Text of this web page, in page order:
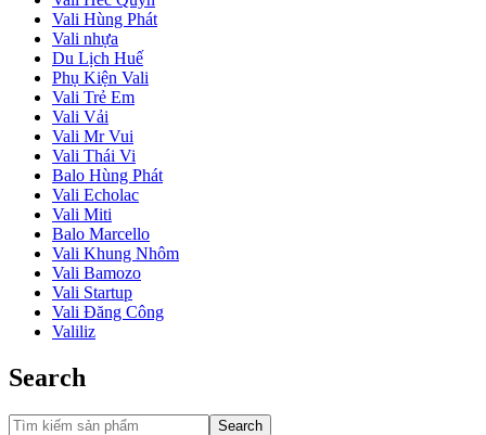
Vali Hùng Phát
Vali nhựa
Du Lịch Huế
Phụ Kiện Vali
Vali Trẻ Em
Vali Vải
Vali Mr Vui
Vali Thái Vi
Balo Hùng Phát
Vali Echolac
Vali Miti
Balo Marcello
Vali Khung Nhôm
Vali Bamozo
Vali Startup
Vali Đăng Công
Valiliz
Search
Search